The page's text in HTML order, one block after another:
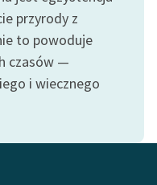
przyrody z
to powoduje
czasów —
i wiecznego